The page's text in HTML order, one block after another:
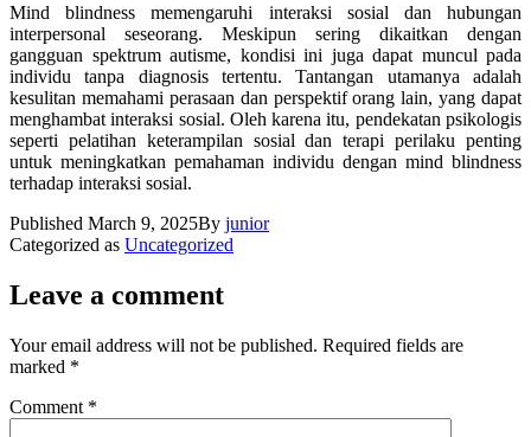
Mind blindness memengaruhi interaksi sosial dan hubungan
interpersonal seseorang. Meskipun sering dikaitkan dengan
gangguan spektrum autisme, kondisi ini juga dapat muncul pada
individu tanpa diagnosis tertentu. Tantangan utamanya adalah
kesulitan memahami perasaan dan perspektif orang lain, yang dapat
menghambat interaksi sosial. Oleh karena itu, pendekatan psikologis
seperti pelatihan keterampilan sosial dan terapi perilaku penting
untuk meningkatkan pemahaman individu dengan mind blindness
terhadap interaksi sosial.
Published March 9, 2025By junior
Categorized as Uncategorized
Leave a comment
Your email address will not be published. Required fields are
marked *
Comment *